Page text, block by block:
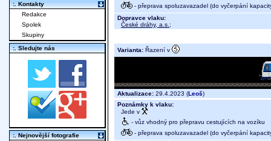
- přeprava spoluzavazadel (do vyčerpání
Dopravce vlaku:
České dráhy, a.s. ;
Varianta: Řazení v
Aktualizace: 29.4.2023 (Leoš)
Poznámky k vlaku:
Jede v
- vůz vhodný pro přepravu cestujících na vozíku
- přeprava spoluzavazadel (do vyčerpání
:. Kontakty
Redakce
Spolek
Skupiny
:. Sledujte nás
:. Nejnovější fotografie